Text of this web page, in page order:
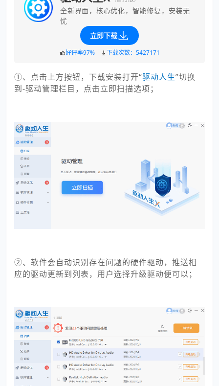
全新界面，核心优化，智能修复，安装无
忧
立即下载
好评率97% 下载次数：5427171
①、点击上方按钮，下载安装打开“驱动人生”切换
到-驱动管理栏目，点击立即扫描选项；
②、软件会自动识别存在问题的硬件驱动，推送相
应的驱动更新到列表，用户选择升级驱动便可以；